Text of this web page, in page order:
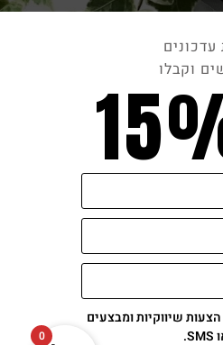
0
וקבלו
שיווקיות ומבצעים